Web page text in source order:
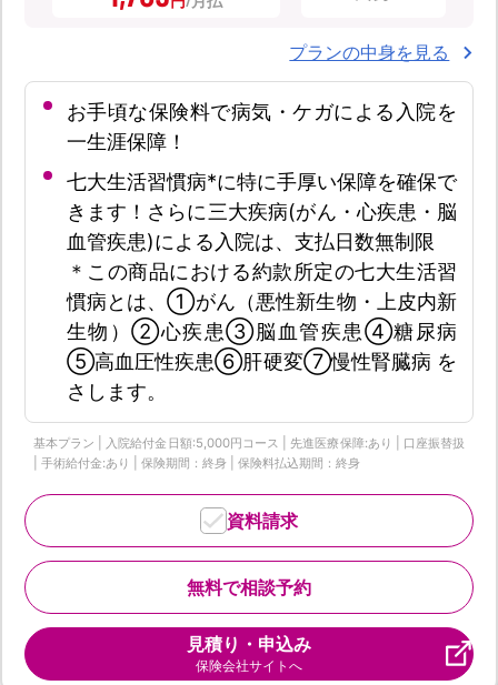
プランの中身を見る
お手頃な保険料で病気・ケガによる入院を
一生涯保障！
七大生活習慣病*に特に手厚い保障を確保で
きます！さらに三大疾病(がん・心疾患・脳
血管疾患)による入院は、支払日数無制限
＊この商品における約款所定の七大生活習
慣病とは、①がん（悪性新生物・上皮内新
生物）②心疾患③脳血管疾患④糖尿病
⑤高血圧性疾患⑥肝硬変⑦慢性腎臓病 を
さします。
基本プラン | 入院給付金日額:5,000円コース | 先進医療保障:あり | 口座振替扱
| 手術給付金:あり | 保険期間：終身 | 保険料払込期間：終身
無料で相談予約
資料請求
見積り・申込み
保険会社サイトへ